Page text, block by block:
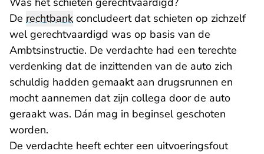
De rechtbank concludeert dat schieten op zichzelf
wel gerechtvaardigd was op basis van de
Ambtsinstructie. De verdachte had een terechte
verdenking dat de inzittenden van de auto zich
schuldig hadden gemaakt aan drugsrunnen en
mocht aannemen dat zijn collega door de auto
geraakt was. Dán mag in beginsel geschoten
worden.
De verdachte heeft echter een uitvoeringsfout